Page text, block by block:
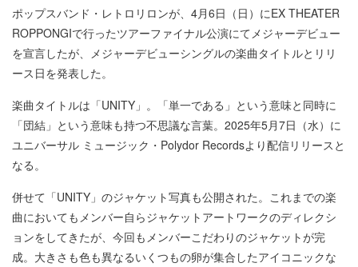
ポップスバンド・レトロリロンが、4月6日（日）にEX THEATER
ROPPONGIで行ったツアーファイナル公演にてメジャーデビュー
を宣言したが、メジャーデビューシングルの楽曲タイトルとリリ
ース日を発表した。
楽曲タイトルは「UNITY」。「単一である」という意味と同時に
「団結」という意味も持つ不思議な言葉。2025年5月7日（水）に
ユニバーサル ミュージック・Polydor Recordsより配信リリースと
なる。
併せて「UNITY」のジャケット写真も公開された。これまでの楽
曲においてもメンバー自らジャケットアートワークのディレクシ
ョンをしてきたが、今回もメンバーこだわりのジャケットが完
成。大きさも色も異なるいくつもの卵が集合したアイコニックな